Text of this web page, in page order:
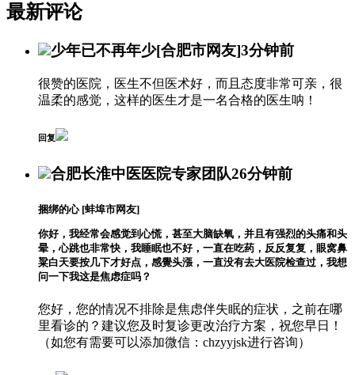
最新评论
少年已不再年少[合肥市网友]3分钟前
很赞的医院，医生不但医术好，而且态度非常可亲，很
温柔的感觉，这样的医生才是一名合格的医生呐！
回复
合肥长淮中医医院专家团队26分钟前
捆绑的心 [蚌埠市网友]
你好，我经常会感觉到心慌，甚至大脑缺氧，并且有强烈的头痛和头
晕，心跳也非常快，我睡眠也不好，一直在吃药，反反复复，眼窝鼻
粱白天要按几下才好点，感覺头漲，一直没有去大医院检查过，我想
问一下我这是焦虑症吗？
您好，您的情况不排除是焦虑伴失眠的症状，之前在哪
里看诊的？建议您及时复诊更改治疗方案，祝您早日！
（如您有需要可以添加微信：chzyyjsk进行咨询）